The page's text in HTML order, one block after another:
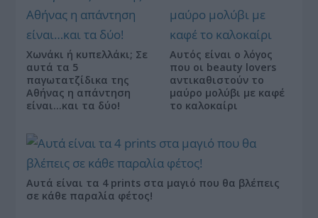
Χωνάκι ή κυπελλάκι; Σε
αυτά τα 5
παγωτατζίδικα της
Αθήνας η απάντηση
είναι…και τα δύο!
Αυτός είναι ο λόγος
που οι beauty lovers
αντικαθιστούν το
μαύρο μολύβι με καφέ
το καλοκαίρι
Αυτά είναι τα 4 prints στα μαγιό που θα βλέπεις
σε κάθε παραλία φέτος!